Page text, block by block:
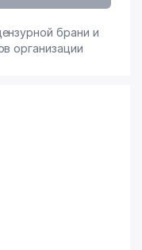
брани и
организации